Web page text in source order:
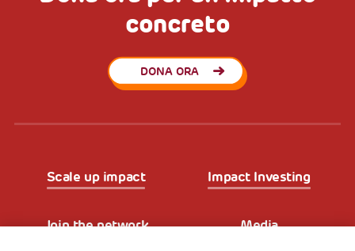
concreto
DONA ORA
Scale up impact Impact Investing
Join the network Media